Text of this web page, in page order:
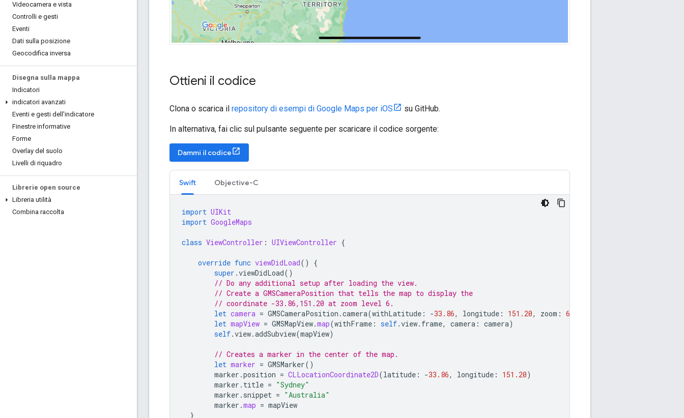
Videocamera e vista
Controlli e gesti
Eventi
Dati sulla posizione
Geocodifica inversa
Disegna sulla mappa
Indicatori
indicatori avanzati
Eventi e gesti dell'indicatore
Finestre informative
Forme
Overlay del suolo
Livelli di riquadro
Librerie open source
Libreria utilità
Combina raccolta
Ottieni il codice
Clona o scarica il repository di esempi di Google Maps per iOS su GitHub.
In alternativa, fai clic sul pulsante seguente per scaricare il codice sorgente:
Dammi il codice
Swift Objective-C
import UIKit
import GoogleMaps
class ViewController : UIViewController {
override func viewDidLoad()
{
super .viewDidLoad()
// Do any additional setup after loading the view.
// Create a GMSCameraPosition that tells the map to display the
// coordinate -33.86,151.20 at zoom level 6.
let camera = GMSCameraPosition .camera(withLatitude : -33.86, longitude : 151.20, zoom : 6.0
let mapView = GMSMapView.map(withFrame : self.view. frame, camera : camera)
self.view.addSubview(mapView)
// Creates a marker in the center of the map.
let marker = GMSMarker()
marker .position = CLLocationCoordinate2D(latitude : -33.86, longitude : 151.20)
marker . title = "Sydney"
marker . snippet = "Australia"
marker .map = mapView
}